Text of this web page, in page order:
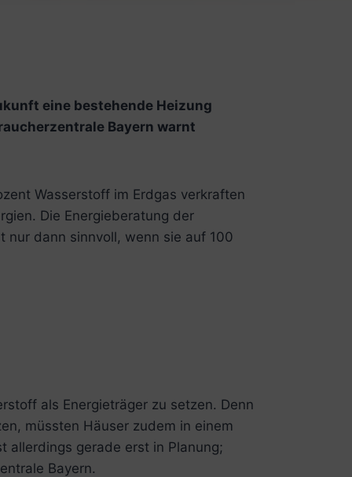
eine bestehende Heizung
Bayern warnt
Wasserstoff im Erdgas verkraften
Die Energieberatung der
nur dann sinnvoll, wenn sie auf 100
als Energieträger zu setzen. Denn
müssten Häuser zudem in einem
allerdings gerade erst in Planung;
Bayern.